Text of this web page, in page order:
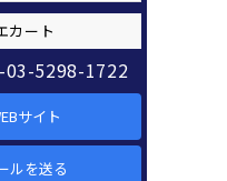
カート
03-5298-1722
サイト
ルを送る